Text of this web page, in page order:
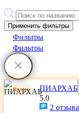
Применить фильтры
Фильтры
Фильтры
Промо
ПИАРХАБ
5.0
2 отзыва